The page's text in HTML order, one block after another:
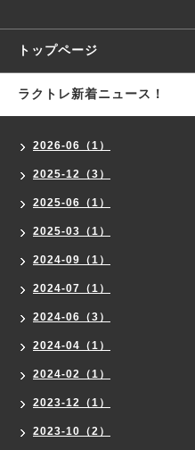
トップページ
ラクトレ新着ニュース！
2026-06（1）
2025-12（3）
2025-06（1）
2025-03（1）
2024-09（1）
2024-07（1）
2024-06（3）
2024-04（1）
2024-02（1）
2023-12（1）
2023-10（2）